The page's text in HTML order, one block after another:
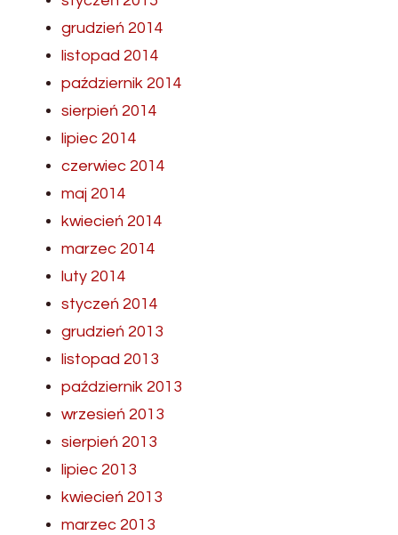
grudzień 2014
listopad 2014
październik 2014
sierpień 2014
lipiec 2014
czerwiec 2014
maj 2014
kwiecień 2014
marzec 2014
luty 2014
styczeń 2014
grudzień 2013
listopad 2013
październik 2013
wrzesień 2013
sierpień 2013
lipiec 2013
kwiecień 2013
marzec 2013